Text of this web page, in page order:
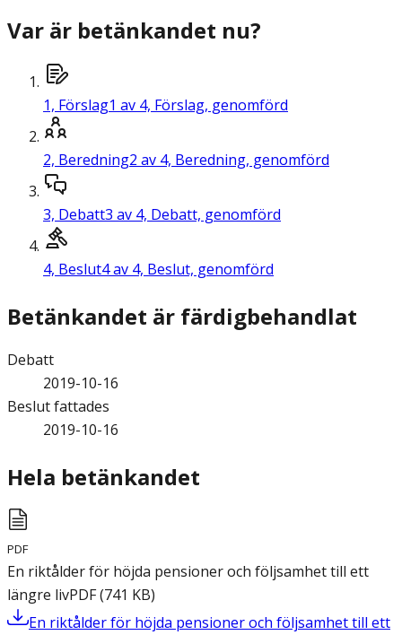
Var är betänkandet nu?
1, Förslag1 av 4, Förslag, genomförd
2, Beredning2 av 4, Beredning, genomförd
3, Debatt3 av 4, Debatt, genomförd
4, Beslut4 av 4, Beslut, genomförd
Betänkandet är färdigbehandlat
Debatt
2019-10-16
Beslut fattades
2019-10-16
Hela betänkandet
PDF
En riktålder för höjda pensioner och följsamhet till ett
längre livPDF(741 KB)
En riktålder för höjda pensioner och följsamhet till ett